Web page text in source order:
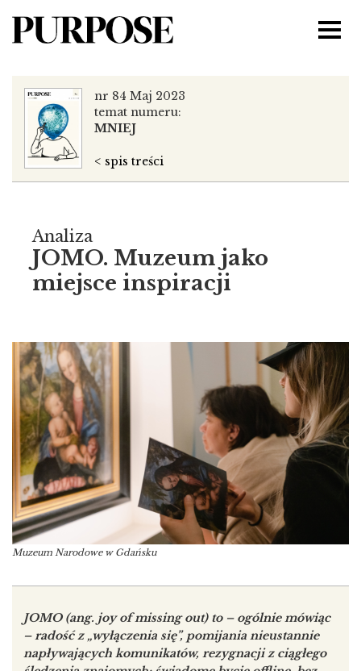
Analiza
JOMO. Muzeum jako
miejsce inspiracji
Muzeum Narodowe w Gdańsku
JOMO (ang. joy of missing out) to – ogólnie mówiąc
– radość z „wyłączenia się”, pomijania nieustannie
napływających komunikatów, rezygnacji z ciągłego
nr 84 Maj 2023
temat numeru:
MNIEJ
< spis treści